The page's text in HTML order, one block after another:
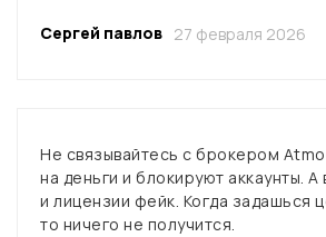
Сергей павлов 27 февраля 2026
Не связывайтесь с брокером
на деньги и блокируют аккаунты. А
и лицензии фейк. Когда задашься
то ничего не получится.